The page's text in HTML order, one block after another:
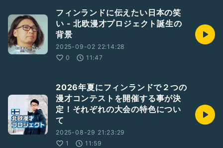
フィンランドに伝えたい日本の笑
い - 北欧漫才プロジェクト誕生の
背景
2025-09-02 22:14:28
0
11:47
2026年夏にフィンランドで２つの
漫才コンテストを開催する事が決
定！それぞれの大会の特色につい
て
2025-08-29 21:23:29
1
11:59